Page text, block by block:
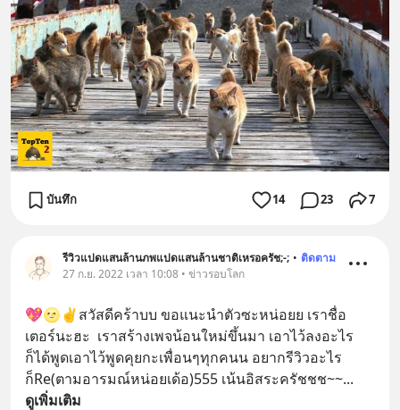
บันทึก 14 23 7
รีวิวแปดแสนล้านภพแปดแสนล้านชาติเหรอครัช;-; • ติดตาม
27 ก.ย. 2022 เวลา 10:08 • ข่าวรอบโลก
💖🌝✌️สวัสดีคร้าบบ ขอแนะนำตัวซะหน่อยย เราชื่อ
เตอร์นะฮะ  เราสร้างเพจน้อนใหม่ขึ้นมา เอาไว้ลงอะไร
ก็ได้พูดเอาไว้พูดคุยกะเพื่อนๆทุกคนน อยากรีวิวอะไร
ก็Re(ตามอารมณ์หน่อยเด้อ)555 เน้นอิสระครัชชช~~...
ดูเพิ่มเติม